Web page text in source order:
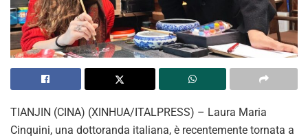
TIANJIN (CINA) (XINHUA/ITALPRESS) – Laura Maria
Cinquini, una dottoranda italiana, è recentemente tornata a